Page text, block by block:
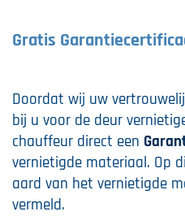
Gratis
Doordat wij uw
bij u voor de deur
chauffeur direct een
vernietigde materiaal. Op
aard van het vernietigde
vermeld.